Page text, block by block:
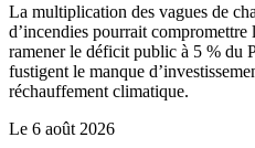
La multiplication des vagues de
d’incendies pourrait
ramener le déficit public à 5 % du
fustigent le manque
réchauffement climatique.
Le 6 août 2026